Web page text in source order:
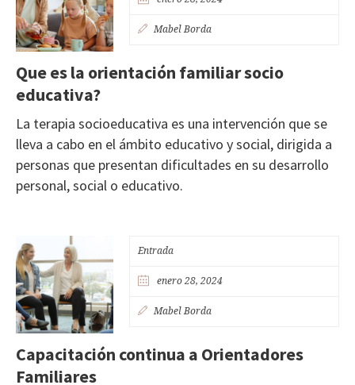
Mabel Borda
Que es la orientación familiar socio
educativa?
La terapia socioeducativa es una intervención que se
lleva a cabo en el ámbito educativo y social, dirigida a
personas que presentan dificultades en su desarrollo
personal, social o educativo.
Entrada
enero 28, 2024
Mabel Borda
Capacitación continua a Orientadores
Familiares